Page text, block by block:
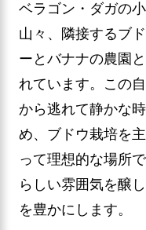
ベラゴン・ダガの
山々、隣接するブ
ーとバナナの農園
れています。この
から逃れて静かな
め、ブドウ栽培を
って理想的な場所
らしい雰囲気を醸
を豊かにします。